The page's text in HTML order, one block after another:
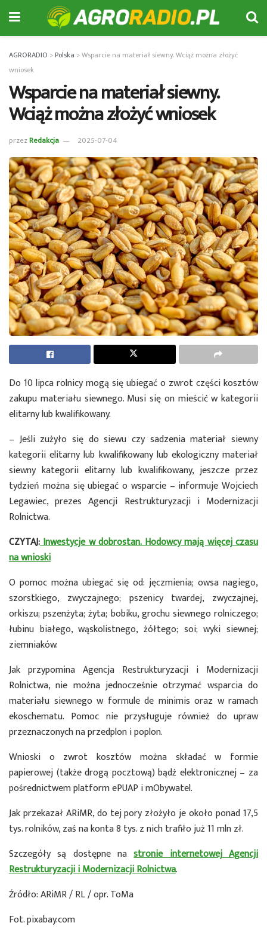
AGRORADIO >Polska >Wsparcie na materiał siewny. Wciąż można złożyć
wniosek
Wsparcie na materiał siewny.
Wciąż można złożyć wniosek
przezRedakcja 2025-07-04
Do 10 lipca rolnicy mogą się ubiegać o zwrot części kosztów
zakupu materiału siewnego. Musi się on mieścić w kategorii
elitarny lub kwalifikowany.
– Jeśli zużyło się do siewu czy sadzenia materiał siewny
kategorii elitarny lub kwalifikowany lub ekologiczny materiał
siewny kategorii elitarny lub kwalifikowany, jeszcze przez
tydzień można się ubiegać o wsparcie – informuje Wojciech
Legawiec, prezes Agencji Restrukturyzacji i Modernizacji
Rolnictwa.
CZYTAJ:Inwestycje w dobrostan. Hodowcy mają więcej czasu
na wnioski
O pomoc można ubiegać się od: jęczmienia; owsa nagiego,
szorstkiego, zwyczajnego; pszenicy twardej, zwyczajnej,
orkiszu; pszenżyta; żyta; bobiku, grochu siewnego rolniczego;
łubinu białego, wąskolistnego, żółtego; soi; wyki siewnej;
ziemniaków.
Jak przypomina Agencja Restrukturyzacji i Modernizacji
Rolnictwa, nie można jednocześnie otrzymać wsparcia do
materiału siewnego w formule de minimis oraz w ramach
ekoschematu. Pomoc nie przysługuje również do upraw
przeznaczonych na przedplon i poplon.
Wnioski o zwrot kosztów można składać w formie
papierowej (także drogą pocztową) bądź elektronicznej – za
pośrednictwem platform ePUAP i mObywatel.
Jak przekazał ARiMR, do tej pory złożyło je około ponad 17,5
tys. rolników, zaś na konta 8 tys. z nich trafiło już 11 mln zł.
Szczegóły są dostępne nastronie internetowej Agencji
Restrukturyzacji i Modernizacji Rolnictwa.
Źródło: ARiMR / RL / opr. ToMa
Fot. pixabay.com